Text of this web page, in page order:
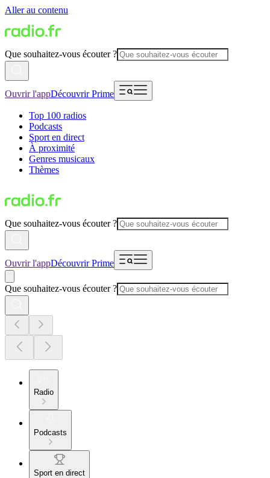
Aller au contenu
Que souhaitez-vous écouter ?
Ouvrir l'appDécouvrir Prime
Top 100 radios
Podcasts
Sport en direct
À proximité
Genres musicaux
Thèmes
Que souhaitez-vous écouter ?
Ouvrir l'appDécouvrir Prime
Que souhaitez-vous écouter ?
Radio
Podcasts
Sport en direct